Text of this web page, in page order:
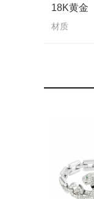
18K黄金
材质